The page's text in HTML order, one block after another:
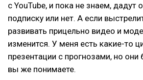
с YouTube, и пока не знаем, дадут
подписку или нет. А если
развивать прицельно видео и
изменится. У меня есть какие-то
презентации с прогнозами, но
вы же понимаете.